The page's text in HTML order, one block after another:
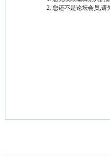
您还不是论坛会员,请